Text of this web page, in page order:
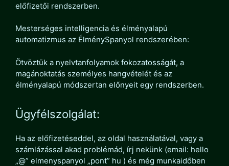
előfizetői rendszerben.
Mesterséges intelligencia és élményalapú
automatizmus az ÉlménySpanyol rendszerében:
Ötvöztük a nyelvtanfolyamok fokozatosságát, a
magánoktatás személyes hangvételét és az
élményalapú módszertan előnyeit egy rendszerben.
Ügyfélszolgálat:
Ha az előfizetéseddel, az oldal használatával, vagy a
számlázással akad problémád, írj nekünk (email: hello
„@” elmenyspanyol „pont” hu ) és még munkaidőben